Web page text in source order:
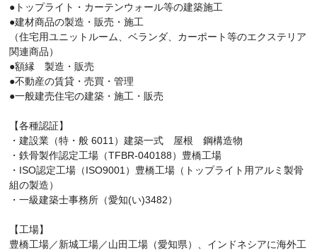
●トップライト・カーテンウォール等の建築施工
●建材商品の製造・販売・施工
（住宅用ユニットルーム、ベランダ、カーポート等のエクステリア
関連商品）
●額縁 製造・販売
●不動産の賃貸・売買・管理
●一般建売住宅の建築・施工・販売
【各種認証】
・建設業（特・般 6011）建築一式 屋根 鋼構造物
・鉄骨製作認定工場（TFBR-040188）豊橋工場
・ISO認定工場（ISO9001）豊橋工場（トップライト用アルミ製骨
組の製造）
・一級建築士事務所（愛知(い)3482）
【工場】
豊橋工場／新城工場／山田工場（愛知県）、インドネシアに海外工